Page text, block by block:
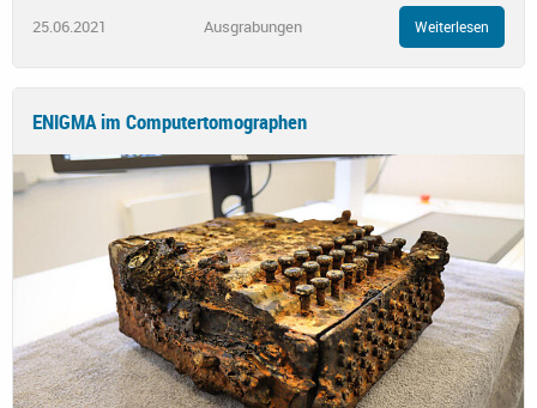
25.06.2021 Ausgrabungen Weiterlesen
ENIGMA im Computertomographen